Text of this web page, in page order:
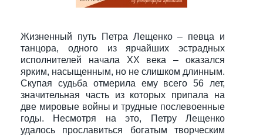
Жизненный путь Петра Лещенко – певца и
танцора, одного из ярчайших эстрадных
исполнителей начала ХХ века – оказался
ярким, насыщенным, но не слишком длинным.
Скупая судьба отмерила ему всего 56 лет,
значительная часть из которых припала на
две мировые войны и трудные послевоенные
годы. Несмотря на это, Петру Лещенко
удалось прославиться богатым творческим